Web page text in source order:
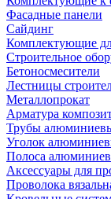
Фасадные панели
Сайдинг
Комплектующие
Строительное
Бетоносмесители
Лестницы
Металлопрокат
Арматура
Трубы
Уголок
Полоса
Аксессуары для
Проволока